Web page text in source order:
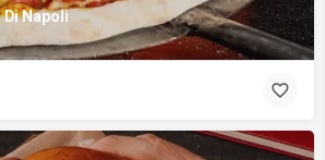
Napoli